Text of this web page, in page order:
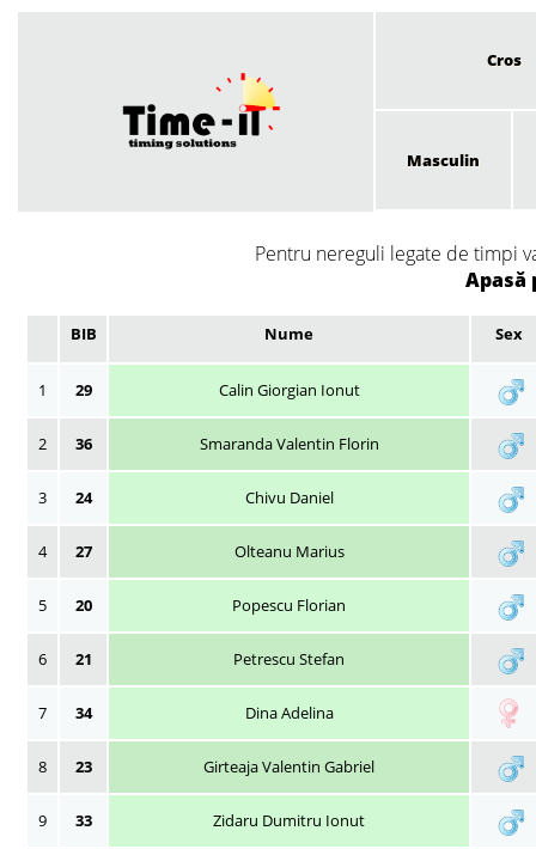
Cros
Masculin
Pentru nereguli legate de timpi
Apasă